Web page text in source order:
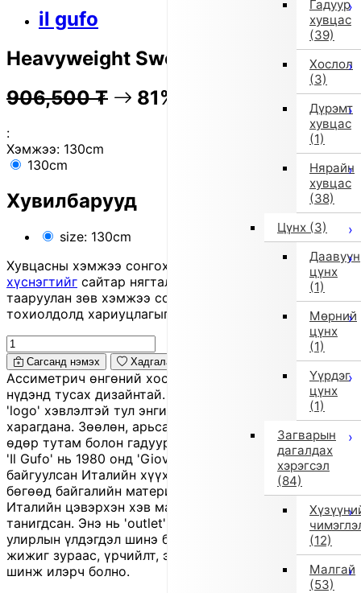
Гадуур
хувцас
(39)
Хослол
(3)
Дүрэмт
хувцас
(1)
Нярайн
хувцас
(38)
Цүнх (3)
Даавуун
цүнх
(1)
Мөрний
цүнх
(1)
Үүрдэг
цүнх
(1)
Загварын
дагалдах
хэрэгсэл
(84)
(12)
Малгай
(53)
il gufo
Heavyweight Sweater (Multicolor)
906,500 ₮ 81% OFF 180,900 ₮
:
Хэмжээ: 130cm
130cm
Хувилбарууд
size: 130cm
Хувцасны хэмжээ сонгохдоо
хэмжээ сонгох
хүснэгтийг сайтар нягталж, биеийн хэмжээтэйгээ
тааруулан зөв хэмжээ сонгоно уу, хувцас таарахгүй
тохиолдолд хариуцлагыг захиалагч өөрөө хүлээнэ.
Сагсанд нэмэх Хадгалах
Ассиметрич өнгөний хослолтой энэ 'sweatshirt' нь
нүдэнд тусах дизайнтай. Цээжин хэсэгт нь жижиг
'logo' хэвлэлтэй тул энгийн хэрнээ загварлаг
харагдана. Зөөлөн, арьсанд таатай материалтай учир
өдөр тутам болон гадуур гарахад өмсөхөд эвтэйхэн.
'Il Gufo' нь 1980 онд 'Giovanna Miletti' үүсгэн
байгуулсан Италийн хүүхдийн хувцасны 'brand'
бөгөөд байгалийн материалаар гараар урласан,
Италийн цэвэрхэн хэв маягтай бүтээгдэхүүнээрээ
танигдсан. Энэ нь 'outlet' бүтээгдэхүүн тул ихэвчлэн
улирлын үлдэгдэл шинэ бараа боловч заримд нь
жижиг зураас, үрчийлт, эсвэл өнгө бага зэрэг гандах
шинж илэрч болно.